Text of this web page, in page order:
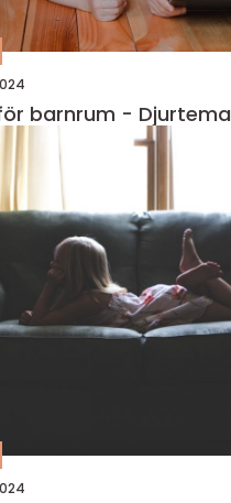
barnrum - Djurtema